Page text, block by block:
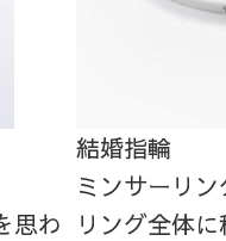
思わ
結婚指輪
ミンサーリ
リング全体